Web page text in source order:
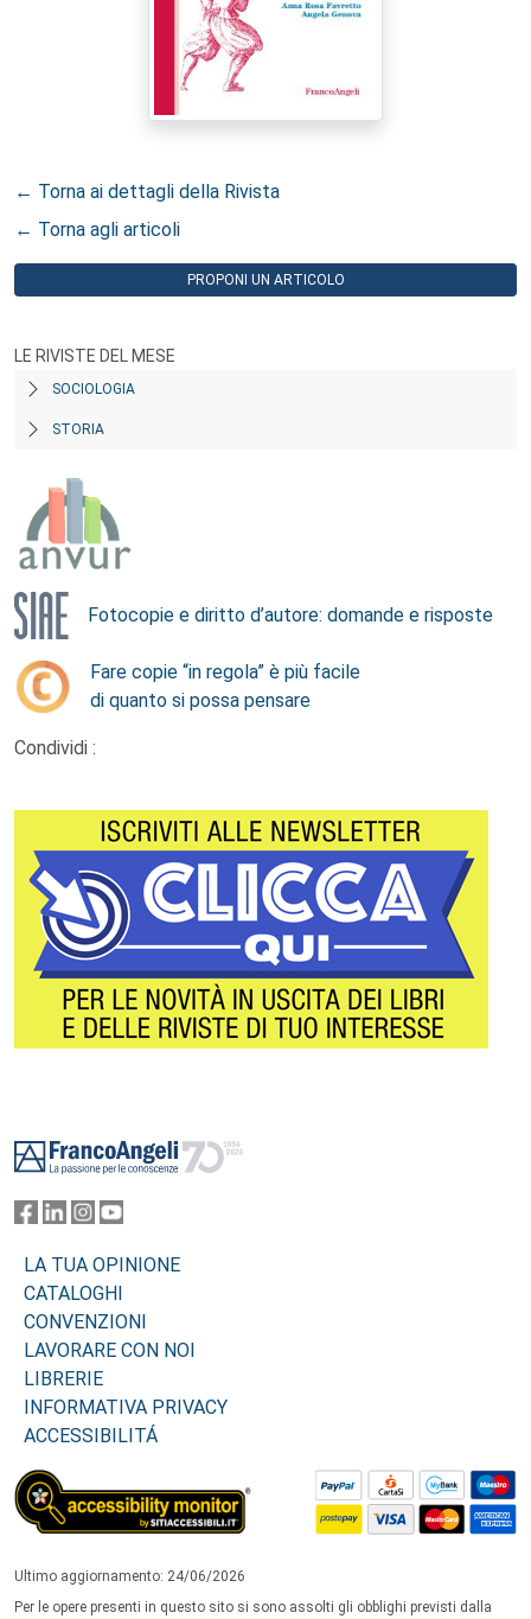
← Torna ai dettagli della Rivista
← Torna agli articoli
PROPONI UN ARTICOLO
LE RIVISTE DEL MESE
SOCIOLOGIA
STORIA
Fotocopie e diritto d’autore: domande e risposte
Fare copie “in regola” è più facile
di quanto si possa pensare
Condividi :
LA TUA OPINIONE
CATALOGHI
CONVENZIONI
LAVORARE CON NOI
LIBRERIE
INFORMATIVA PRIVACY
ACCESSIBILITÁ
Ultimo aggiornamento: 24/06/2026
Per le opere presenti in questo sito si sono assolti gli obblighi previsti dalla